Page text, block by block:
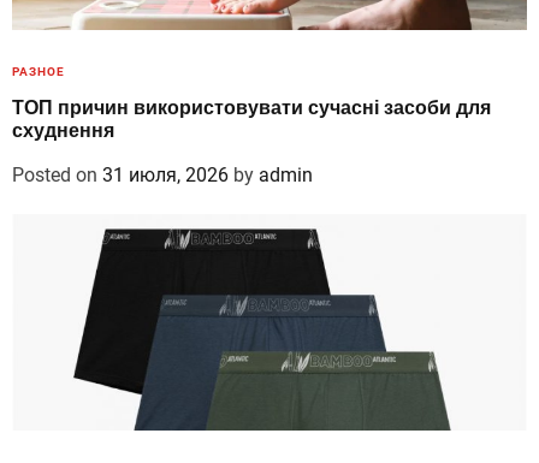
РАЗНОЕ
ТОП причин використовувати сучасні засоби для
схуднення
Posted on 31 июля, 2026 by admin